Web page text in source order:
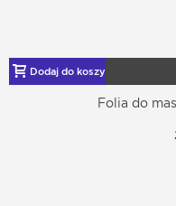
Dodaj do koszyka
Folia do